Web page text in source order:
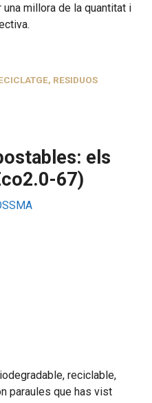
millora de la quantitat i
, RESIDUOS
els
67)
reciclable,
paraules que has vist